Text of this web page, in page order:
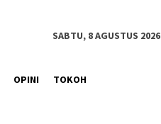
SABTU, 8 AGUSTUS 2026
OPINI TOKOH